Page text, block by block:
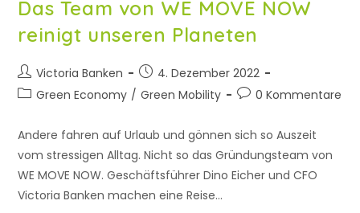
Das Team von WE MOVE NOW
reinigt unseren Planeten
Victoria Banken
4. Dezember 2022
Green Economy / Green Mobility 0 Kommentare
Andere fahren auf Urlaub und gönnen sich so Auszeit
vom stressigen Alltag. Nicht so das Gründungsteam von
WE MOVE NOW. Geschäftsführer Dino Eicher und CFO
Victoria Banken machen eine Reise…